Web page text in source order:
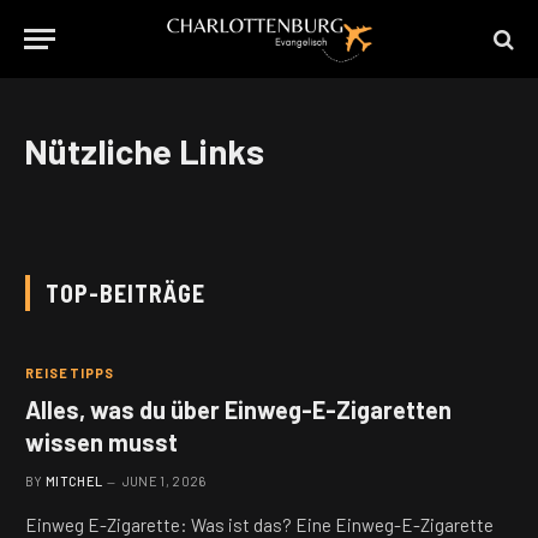
Nützliche Links
TOP-BEITRÄGE
REISETIPPS
Alles, was du über Einweg-E-Zigaretten
wissen musst
BY MITCHEL JUNE 1, 2026
Einweg E-Zigarette: Was ist das? Eine Einweg-E-Zigarette